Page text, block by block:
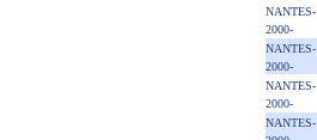
NANTES-
2000-
NANTES-
2000-
NANTES-
2000-
NANTES-